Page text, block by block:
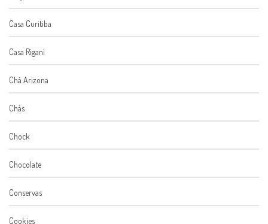
Casa Curitiba
Casa Rigani
Chá Arizona
Chás
Chock
Chocolate
Conservas
Cookies